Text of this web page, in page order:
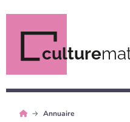
culture
Annuaire